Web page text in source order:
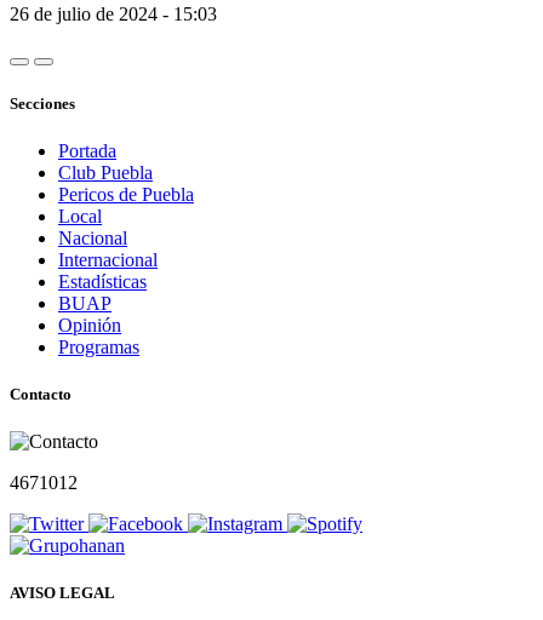
26 de julio de 2024 - 15:03
Secciones
Portada
Club Puebla
Pericos de Puebla
Local
Nacional
Internacional
Estadísticas
BUAP
Opinión
Programas
Contacto
4671012
AVISO LEGAL